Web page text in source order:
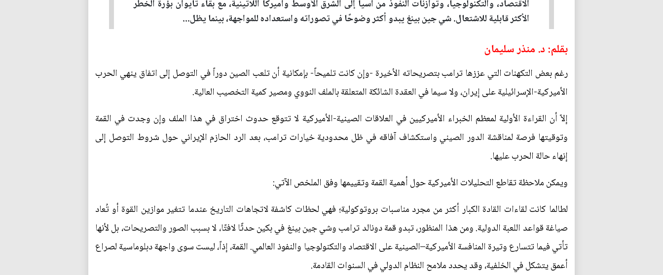
الاقتصاد، والتكنولوجيا، وتوازنات النفوذ من آسيا إلى الشرق الأوسط وأميركا اللاتينية، مع بقاء تايوان بؤرة الخطر
الأكثر قابلية للاشتعال. شي جين بينغ يبدو أكثر وضوحًا في تصوراته واستعداده للمواجهة، بينما يظل...
بقلم: د. منذر سليمان
رغم بعض التكهنات التي عززها ترامب بتصريحاته الأخيرة -وإن كانت تلميحاً- بإمكانية أن تلعب الصين دوراً في التوصل إلى اتفاق ينهي الحرب
الأميركية-الإسرائيلية على إيران، ولا سيما في العقدة الشائكة المتعلقة بالملف النووي ومصير كمية التخصيب العالية.
إلاّ أن القراءة الأولية لمعظم الخبراء الأميركيين في العلاقات الصينية-الأميركية لا تتوقع حدوث اختراق في هذا الملف وإن وجدت في القمة
وتوقيتها فرصة لمناقشة الدور الصيني واستكشاف آفاقه في ظل محدودية خيارات ترامب، بعد الرد الحازم الإيراني حول شروط التوصل إلى
إنهاء حالة الحرب عليها.
ويمكن ملاحظة تقاطع التحليلات الأميركية حول أهمية القمة وتقييمها وفق الملخص الآتي:
لطالما كانت لقاءات القادة الكبار أكثر من مجرد مناسبات بروتوكولية؛ فهي لحظات كاشفة لاتجاهات التاريخ عندما تتغير موازين القوة أو تُعاد
صياغة قواعد اللعبة الدولية. ومن هذا المنظور، تبدو قمة دونالد ترامب وشي جين بينغ في بكين حدثًا لافتًا، لا بسبب الصور والتصريحات، بل لأنها
تأتي فيما تتسارع وتيرة المنافسة الأميركية–الصينية على الاقتصاد والتكنولوجيا والنفوذ العالمي. القمة، إذاً، ليست سوى واجهة دبلوماسية لصراع
أعمق يتشكل في الخلفية، وقد يحدد ملامح النظام الدولي في السنوات القادمة.